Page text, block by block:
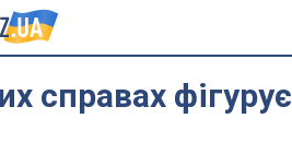
справах фігурує